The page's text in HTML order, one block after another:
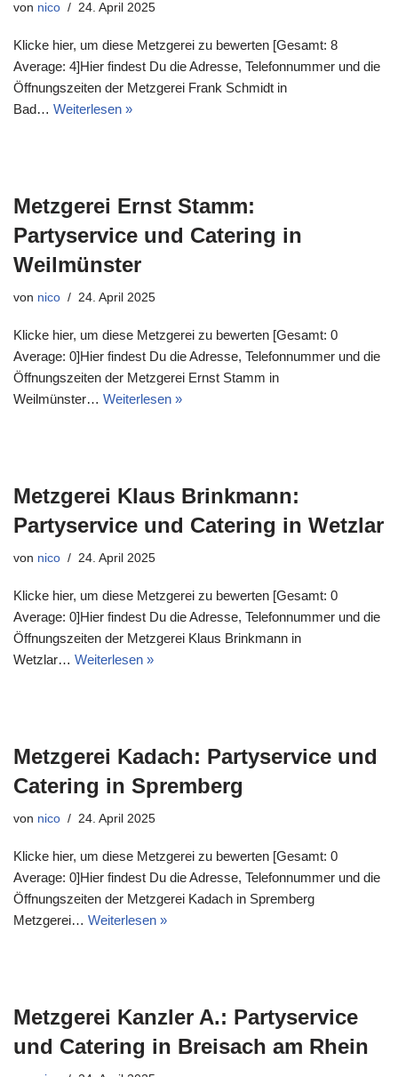
von nico 24. April 2025
Klicke hier, um diese Metzgerei zu bewerten [Gesamt: 8
Average: 4]Hier findest Du die Adresse, Telefonnummer und die
Öffnungszeiten der Metzgerei Frank Schmidt in
Bad… Weiterlesen »
Metzgerei Ernst Stamm:
Partyservice und Catering in
Weilmünster
von nico 24. April 2025
Klicke hier, um diese Metzgerei zu bewerten [Gesamt: 0
Average: 0]Hier findest Du die Adresse, Telefonnummer und die
Öffnungszeiten der Metzgerei Ernst Stamm in
Weilmünster… Weiterlesen »
Metzgerei Klaus Brinkmann:
Partyservice und Catering in Wetzlar
von nico 24. April 2025
Klicke hier, um diese Metzgerei zu bewerten [Gesamt: 0
Average: 0]Hier findest Du die Adresse, Telefonnummer und die
Öffnungszeiten der Metzgerei Klaus Brinkmann in
Wetzlar… Weiterlesen »
Metzgerei Kadach: Partyservice und
Catering in Spremberg
von nico 24. April 2025
Klicke hier, um diese Metzgerei zu bewerten [Gesamt: 0
Average: 0]Hier findest Du die Adresse, Telefonnummer und die
Öffnungszeiten der Metzgerei Kadach in Spremberg
Metzgerei… Weiterlesen »
Metzgerei Kanzler A.: Partyservice
und Catering in Breisach am Rhein